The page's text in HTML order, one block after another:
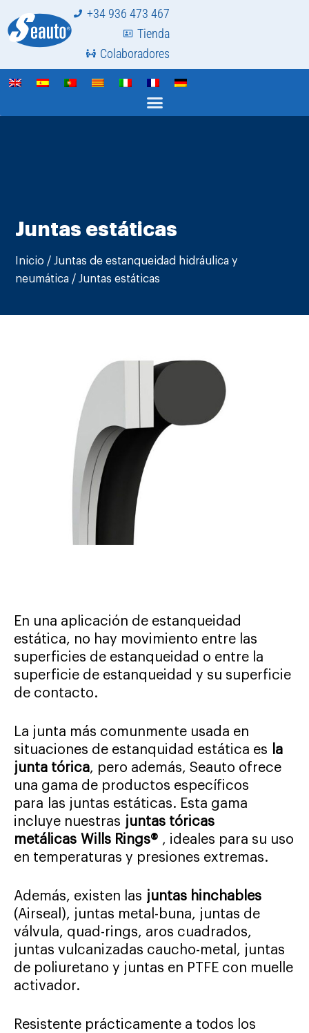
+34 936 473 467
Tienda
Colaboradores
Juntas estáticas
Inicio / Juntas de estanqueidad hidráulica y
neumática / Juntas estáticas
En una aplicación de estanqueidad
estática, no hay movimiento entre las
superficies de estanqueidad o entre la
superficie de estanqueidad y su superficie
de contacto.
La junta más comunmente usada en
situaciones de estanquidad estática es
la
junta tórica, pero además, Seauto ofrece
una gama de productos específicos
para las juntas estáticas. Esta gama
incluye nuestras juntas tóricas
metálicas Wills Rings® , ideales para su uso
en temperaturas y presiones extremas.
Además, existen las juntas hinchables
(Airseal), juntas metal-buna, juntas de
válvula, quad-rings, aros cuadrados,
juntas vulcanizadas caucho-metal, juntas
de poliuretano y juntas en PTFE con muelle
activador.
Resistente prácticamente a todos los